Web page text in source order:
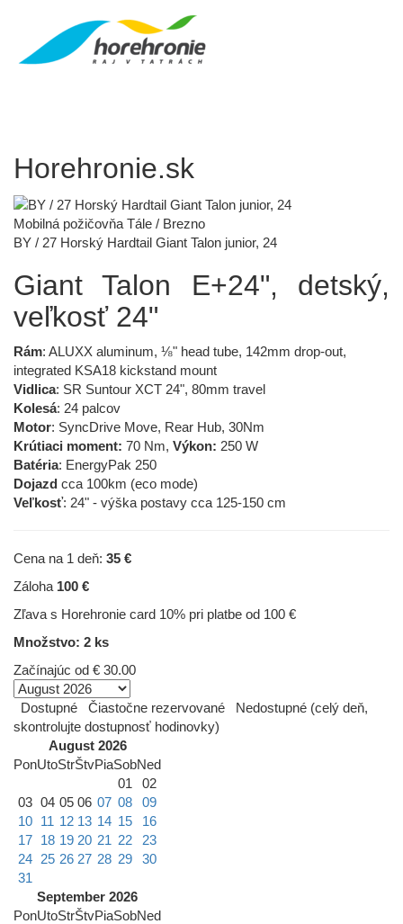
Horehronie.sk
Mobilná požičovňa Tále / Brezno
BY / 27 Horský Hardtail Giant Talon junior, 24
Giant Talon E+24", detský,
veľkosť 24"
Rám: ALUXX aluminum, ⅛" head tube, 142mm drop-out,
integrated KSA18 kickstand mount
Vidlica: SR Suntour XCT 24", 80mm travel
Kolesá: 24 palcov
Motor: SyncDrive Move, Rear Hub, 30Nm
Krútiaci moment: 70 Nm, Výkon: 250 W
Batéria: EnergyPak 250
Dojazd cca 100km (eco mode)
Veľkosť: 24" - výška postavy cca 125-150 cm
Cena na 1 deň: 35 €
Záloha 100 €
Zľava s Horehronie card 10% pri platbe od 100 €
Množstvo: 2 ks
Začínajúc od € 30.00
Dostupné Čiastočne rezervované
Nedostupné (celý deň,
skontrolujte dostupnosť hodinovky)
August 2026
PonUtoStrŠtvPiaSobNed
01
02
03 04 05 06 07 08
09
10 11 12 13 14 15
16
17 18 19 20 21 22
23
24 25 26 27 28 29
30
31
September 2026
PonUtoStrŠtvPiaSobNed